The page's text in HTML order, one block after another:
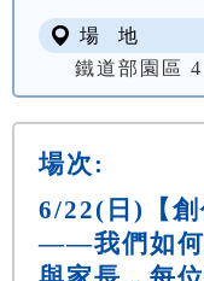
場 地
鐵道部園區
場次:
6/22(日)【創
——我們如何